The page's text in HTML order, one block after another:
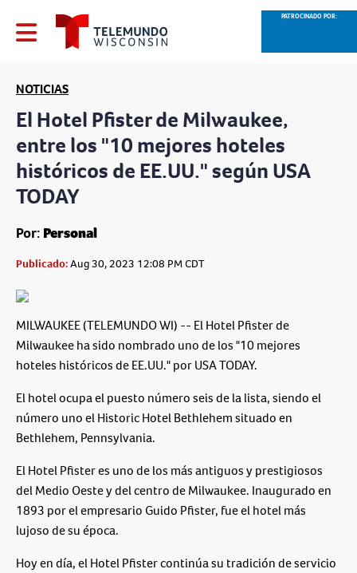
PATROCINADO POR:
NOTICIAS
El Hotel Pfister de Milwaukee,
entre los "10 mejores hoteles
históricos de EE.UU." según USA
TODAY
Por: Personal
Publicado:Aug 30, 2023 12:08 PM CDT
MILWAUKEE (TELEMUNDO WI) -- El Hotel Pfister de
Milwaukee ha sido nombrado uno de los "10 mejores
hoteles históricos de EE.UU." por USA TODAY.
El hotel ocupa el puesto número seis de la lista, siendo el
número uno el Historic Hotel Bethlehem situado en
Bethlehem, Pennsylvania.
El Hotel Pfister es uno de los más antiguos y prestigiosos
del Medio Oeste y del centro de Milwaukee. Inaugurado en
1893 por el empresario Guido Pfister, fue el hotel más
lujoso de su época.
Hoy en día, el Hotel Pfister continúa su tradición de servicio